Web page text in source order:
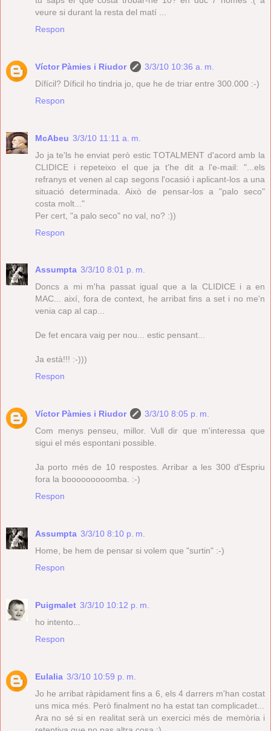
veure si durant la resta del matí ...
Respon
Víctor Pàmies i Riudor
3/3/10 10:36 a. m.
Dífícil? Díficil ho tindria jo, que he de triar entre 300.000 :-)
Respon
McAbeu 3/3/10 11:11 a. m.
Jo ja te'ls he enviat però estic TOTALMENT d'acord amb la
CLIDICE i repeteixo el que ja t'he dit a l'e-mail: "...els
refranys et venen al cap segons l'ocasió i aplicant-los a una
situació determinada. Això de pensar-los a "palo seco"
costa molt..."
Per cert, "a palo seco" no val, no? :))
Respon
Assumpta 3/3/10 8:01 p. m.
Doncs a mi m'ha passat igual que a la CLIDICE i a en
MAC... així, fora de context, he arribat fins a set i no me'n
venia cap al cap...
De fet encara vaig per nou... estic pensant...
Ja està!!! :-)))
Respon
Víctor Pàmies i Riudor
3/3/10 8:05 p. m.
Com menys penseu, millor. Vull dir que m'interessa que
sigui el més espontani possible.
Ja porto més de 10 respostes. Arribar a les 300 d'Espriu
fora la booooooooomba. :-)
Respon
Assumpta 3/3/10 8:10 p. m.
Home, be hem de pensar si volem que "surtin" :-)
Respon
Puigmalet 3/3/10 10:12 p. m.
ho intento...
Respon
Eulalia 3/3/10 10:59 p. m.
Jo he arribat ràpidament fins a 6, els 4 darrers m'han costat
uns mica més. Però finalment no ha estat tan complicadet...
Ara no sé si en realitat serà un exercici més de memòria i